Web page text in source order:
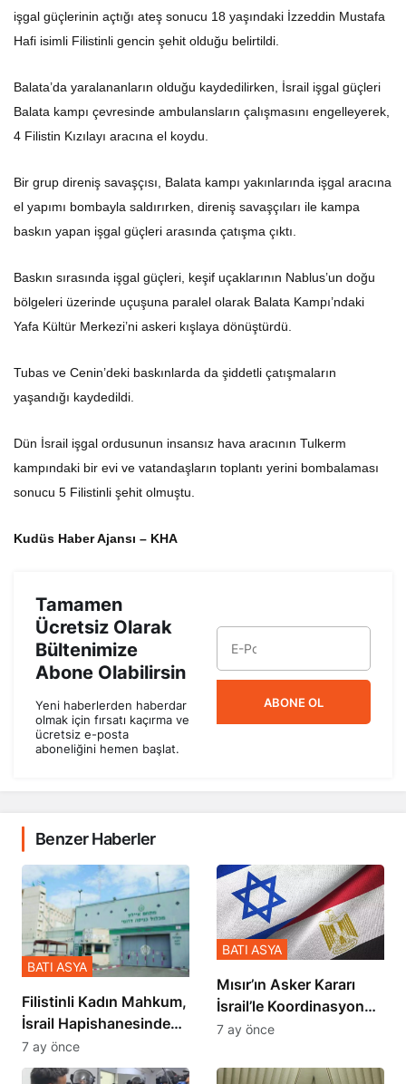
işgal güçlerinin açtığı ateş sonucu 18 yaşındaki İzzeddin Mustafa
Hafi isimli Filistinli gencin şehit olduğu belirtildi.
Balata’da yaralananların olduğu kaydedilirken, İsrail işgal güçleri
Balata kampı çevresinde ambulansların çalışmasını engelleyerek,
4 Filistin Kızılayı aracına el koydu.
Bir grup direniş savaşçısı, Balata kampı yakınlarında işgal aracına
el yapımı bombayla saldırırken, direniş savaşçıları ile kampa
baskın yapan işgal güçleri arasında çatışma çıktı.
Baskın sırasında işgal güçleri, keşif uçaklarının Nablus’un doğu
bölgeleri üzerinde uçuşuna paralel olarak Balata Kampı’ndaki
Yafa Kültür Merkezi’ni askeri kışlaya dönüştürdü.
Tubas ve Cenin’deki baskınlarda da şiddetli çatışmaların
yaşandığı kaydedildi.
Dün İsrail işgal ordusunun insansız hava aracının Tulkerm
kampındaki bir evi ve vatandaşların toplantı yerini bombalaması
sonucu 5 Filistinli şehit olmuştu.
Kudüs Haber Ajansı – KHA
Tamamen
Ücretsiz Olarak
Bültenimize
Abone Olabilirsin
Yeni haberlerden haberdar
olmak için fırsatı kaçırma ve
ücretsiz e-posta
aboneliğini hemen başlat.
ABONE OL
Benzer Haberler
Filistinli Kadın Mahkum,
İsrail Hapishanesindeki
Zulmü Anlattı
BATI ASYA
7 ay önce
Mısır’ın Asker Kararı
İsrail’le Koordinasyon
İçinde Gerçekleşmiş
BATI ASYA
7 ay önce